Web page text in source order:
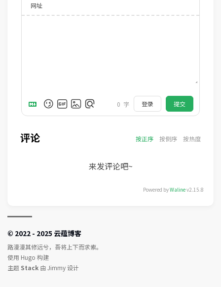
网址
0 字 登录 提交
评论 按正序 按倒序 按热度
来发评论吧~
Powered byWalinev2.15.8
© 2022 - 2025 云蕴博客
路漫漫其修远兮，吾将上下而求索。
使用 Hugo 构建
主题 Stack 由 Jimmy设计